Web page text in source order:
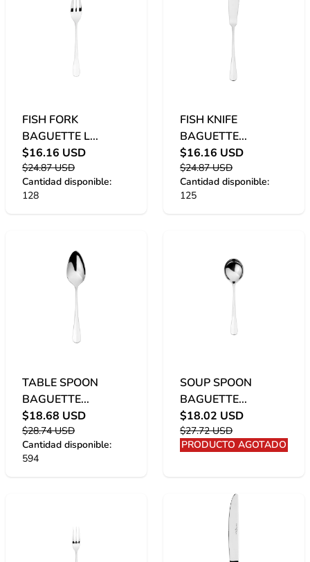
FISH FORK
BAGUETTE L...
$16.16 USD
$24.87 USD
Cantidad disponible:
128
FISH KNIFE
BAGUETTE...
$16.16 USD
$24.87 USD
Cantidad disponible:
125
TABLE SPOON
BAGUETTE...
$18.68 USD
$28.74 USD
Cantidad disponible:
594
SOUP SPOON
BAGUETTE...
$18.02 USD
$27.72 USD
PRODUCTO AGOTADO